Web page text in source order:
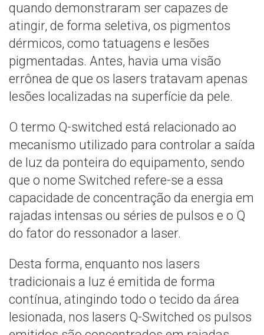
quando demonstraram ser capazes de
atingir, de forma seletiva, os pigmentos
dérmicos, como tatuagens e lesões
pigmentadas. Antes, havia uma visão
errônea de que os lasers tratavam apenas
lesões localizadas na superfície da pele.
O termo Q-switched está relacionado ao
mecanismo utilizado para controlar a saída
de luz da ponteira do equipamento, sendo
que o nome Switched refere-se a essa
capacidade de concentração da energia em
rajadas intensas ou séries de pulsos e o Q
do fator do ressonador a laser.
Desta forma, enquanto nos lasers
tradicionais a luz é emitida de forma
contínua, atingindo todo o tecido da área
lesionada, nos lasers Q-Switched os pulsos